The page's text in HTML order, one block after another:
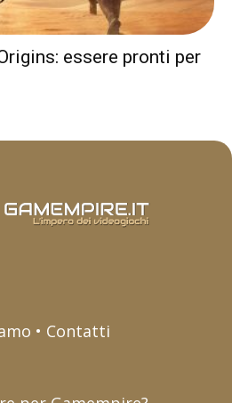
essere pronti per
• Contatti